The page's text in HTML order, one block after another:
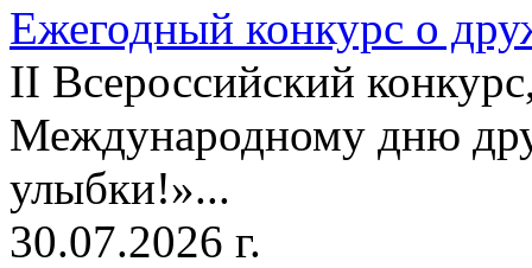
Ежегодный конкурс о
II Всероссийский
Международному дню
улыбки!»...
30.07.2026 г.